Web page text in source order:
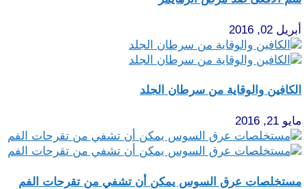
أبريل 02, 2016
الكافين والوقاية من سرطان الجلد
مايو 21, 2016
مستخلصات عرق السوس يمكن أن تشفي من تقرحات الفم